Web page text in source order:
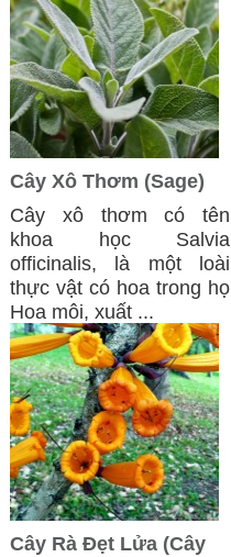
Cây Xô Thơm (Sage)
Cây xô thơm có tên
khoa học Salvia
officinalis, là một loài
thực vật có hoa trong họ
Hoa môi, xuất ...
Cây Rà Đẹt Lửa (Cây